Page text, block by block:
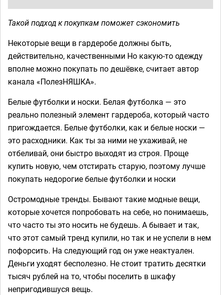
Такой подход к покупкам поможет сэкономить
Некоторые вещи в гардеробе должны быть,
действительно, качественными Но какую-то одежду
вполне можно покупать по дешёвке, считает автор
канала «ПолезНЯШКА».
Белые футболки и носки. Белая футболка — это
реально полезный элемент гардероба, который часто
пригождается. Белые футболки, как и белые носки —
это расходники. Как ты за ними не ухаживай, не
отбеливай, они быстро выходят из строя. Проще
купить новую, чем отстирать старую, поэтому лучше
покупать недорогие белые футболки и носки
Остромодные тренды. Бывают такие модные вещи,
которые хочется попробовать на себе, но понимаешь,
что часто ты это носить не будешь. А бывает и так,
что этот самый тренд купили, но так и не успели в нем
пофорсить. На следующий год он уже неактуален.
Деньги уходят бесполезно. Не стоит тратить десятки
тысяч рублей на то, чтобы поселить в шкафу
непригодившуся вещь.